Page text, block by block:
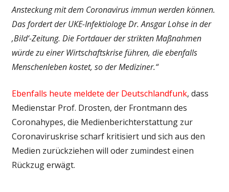
Ansteckung mit dem Coronavirus immun werden können.
Das fordert der UKE-Infektiologe Dr. Ansgar Lohse in der
‚Bild‘-Zeitung. Die Fortdauer der strikten Maßnahmen
würde zu einer Wirtschaftskrise führen, die ebenfalls
Menschenleben kostet, so der Mediziner.“
Ebenfalls heute meldete der Deutschlandfunk, dass
Medienstar Prof. Drosten, der Frontmann des
Coronahypes, die Medienberichterstattung zur
Coronaviruskrise scharf kritisiert und sich aus den
Medien zurückziehen will oder zumindest einen
Rückzug erwägt.